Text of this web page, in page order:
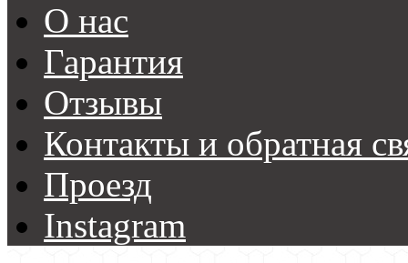
О нас
Гарантия
Отзывы
Контакты и обратная
Проезд
Instagram